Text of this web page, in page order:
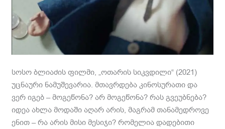
სოსო ბლიაძის ფილმი, „ოთარის სიკვდილი“ (2021)
უცნაური ნამუშევარია. მთავრდება კინოსურათი და
ვერ იგებ – მოგეწონა? არ მოგეწონა? რას გვეუბნება?
იდეა ახლა მოდაში აღარ არის, მაგრამ თანამედროვე
ენით – რა არის მისი მესიჯი? რომელია დადებითი